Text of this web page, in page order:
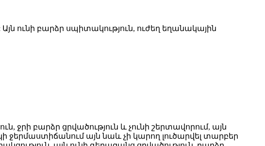
ունի բարձր սպիտակություն, ուժեղ եղանակային
ջրի բարձր ցրվածություն և չունի շերտավորում, այն
ջերմաստիճանում այն ​​նաև չի կարող լուծարվել տարբեր